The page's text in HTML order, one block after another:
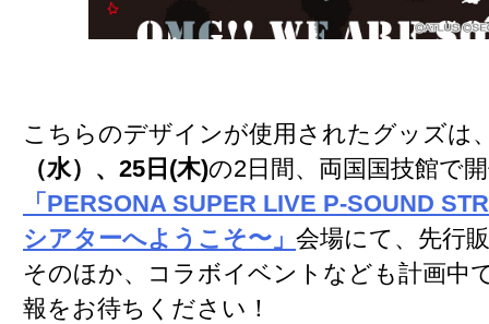
こちらのデザインが使用されたグッズは
（水）、25日(木)の2日間、両国国技館で
「PERSONA SUPER LIVE P-SOUND
シアターへようこそ〜」 会場にて、先行
そのほか、コラボイベントなども計画中
報をお待ちください！